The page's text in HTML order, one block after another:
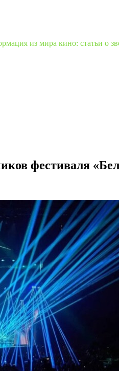
из мира кино: статьи о
фестиваля